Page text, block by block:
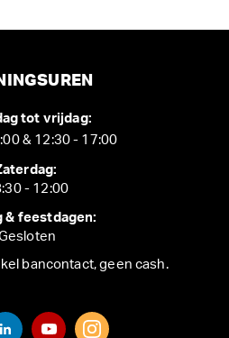
tot vrijdag:
& 12:30 - 17:00
- 12:00
& feestdagen:
bancontact, geen cash.